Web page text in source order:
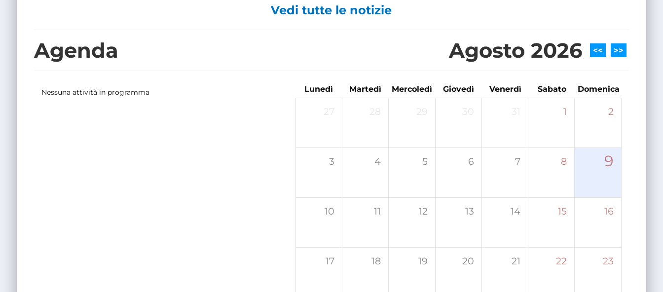
Vedi tutte le notizie
Agenda Agosto 2026 >>
<<
Nessuna attività in programma Lunedì Martedì Mercoledì Giovedì Venerdì Sabato Domenica
27 28 29 30 31 1 2
3 4 5 6 7 8 9
10 11 12 13 14 15 16
17 18 19 20 21 22 23